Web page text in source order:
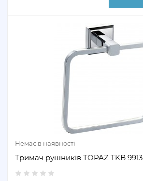
Немає в наявності
Тримач рушників TOPAZ TKB 9913